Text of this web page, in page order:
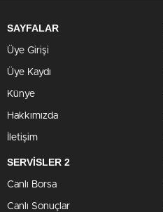
SAYFALAR
Üye Girişi
Üye Kaydı
Künye
Hakkımızda
İletişim
SERVİSLER 2
Canlı Borsa
Canlı Sonuçlar